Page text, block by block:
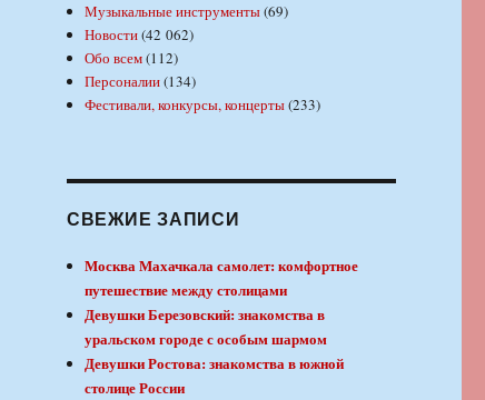
Музыкальные инструменты(69)
Новости(42 062)
Обо всем(112)
Персоналии(134)
Фестивали, конкурсы, концерты(233)
СВЕЖИЕ ЗАПИСИ
Москва Махачкала самолет: комфортное
путешествие между столицами
Девушки Березовский: знакомства в
уральском городе с особым шармом
Девушки Ростова: знакомства в южной
столице России